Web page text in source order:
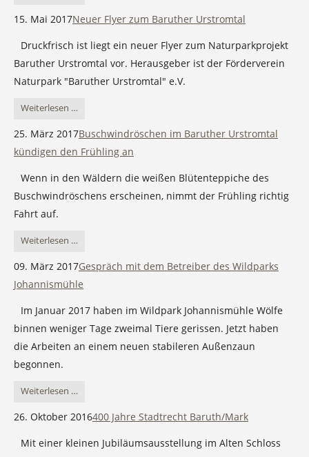
am
25.
Mai
LAMMEL
/
LAUER
/
Klasdorfer
Bahnhof
15. Mai 2017Neuer Flyer zum Baruther Urstromtal
Druckfrisch ist liegt ein neuer Flyer zum Naturparkprojekt
Baruther Urstromtal vor. Herausgeber ist der Förderverein
Naturpark "Baruther Urstromtal" e.V.
Weiterlesen …
zum
Baruther
Urstromtal
25. März 2017Buschwindröschen im Baruther Urstromtal
kündigen den Frühling an
Wenn in den Wäldern die weißen Blütenteppiche des
Buschwindröschens erscheinen, nimmt der Frühling richtig
Fahrt auf.
Weiterlesen …
Baruther
Urstromtal
kündigen
den
Frühling
09. März 2017Gespräch mit dem Betreiber des Wildparks
Johannismühle
Im Januar 2017 haben im Wildpark Johannismühle Wölfe
binnen weniger Tage zweimal Tiere gerissen. Jetzt haben
die Arbeiten an einem neuen stabileren Außenzaun
begonnen.
Weiterlesen …
dem
Betreiber
26. Oktober 2016400 Jahre Stadtrecht Baruth/Mark
Mit einer kleinen Jubiläumsausstellung im Alten Schloss